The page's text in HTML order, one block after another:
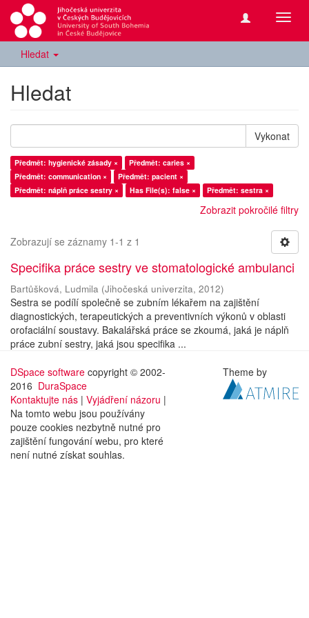
Hledat
Hledat
Vykonat
Předmět: hygienické zásady ×
Předmět: caries ×
Předmět: communication ×
Předmět: pacient ×
Předmět: náplň práce sestry ×
Has File(s): false × Předmět: sestra ×
Zobrazit pokročilé filtry
Zobrazují se záznamy 1-1 z 1
Specifika práce sestry ve stomatologické ambulanci
Bartůšková, Ludmila (Jihočeská univerzita, 2012)
Sestra se podílí společně se zubním lékařem na zajištění
diagnostických, terapeutických a preventivních výkonů v oblasti
orofaciální soustavy. Bakalářská práce se zkoumá, jaká je náplň
práce zubní sestry, jaká jsou specifika ...
DSpace software copyright © 2002-
2016 DuraSpace
Kontaktujte nás | Vyjádření názoru |
Na tomto webu jsou používány
pouze cookies nezbytně nutné pro
zajištění fungování webu, pro které
není nutné získat souhlas.
Theme by